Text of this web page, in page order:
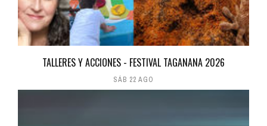
TALLERES Y ACCIONES - FESTIVAL TAGANANA 2026
SÁB 22 AGO